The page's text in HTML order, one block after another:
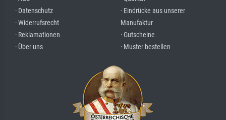
· Datenschutz
· Widerrufsrecht
· Reklamationen
· Über uns
· Eindrücke aus unserer
Manufaktur
· Gutscheine
· Muster bestellen